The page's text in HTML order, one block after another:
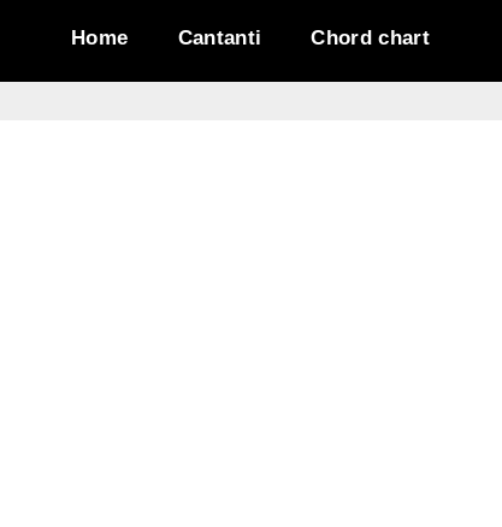
Home Cantanti Chord chart